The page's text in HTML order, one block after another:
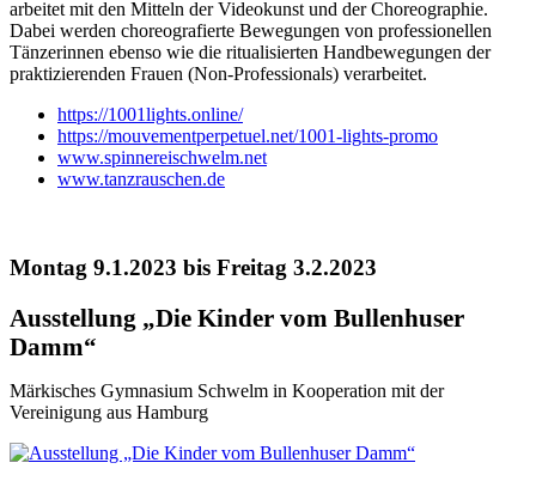
arbeitet mit den Mitteln der Videokunst und der Choreographie.
Dabei werden choreografierte Bewegungen von professionellen
Tänzerinnen ebenso wie die ritualisierten Handbewegungen der
praktizierenden Frauen (Non-Professionals) verarbeitet.
https://1001lights.online/
https://mouvementperpetuel.net/1001-lights-promo
www.spinnereischwelm.net
www.tanzrauschen.de
Montag 9.1.2023 bis Freitag 3.2.2023
Ausstellung „Die Kinder vom Bullenhuser
Damm“
Märkisches Gymnasium Schwelm in Kooperation mit der
Vereinigung aus Hamburg